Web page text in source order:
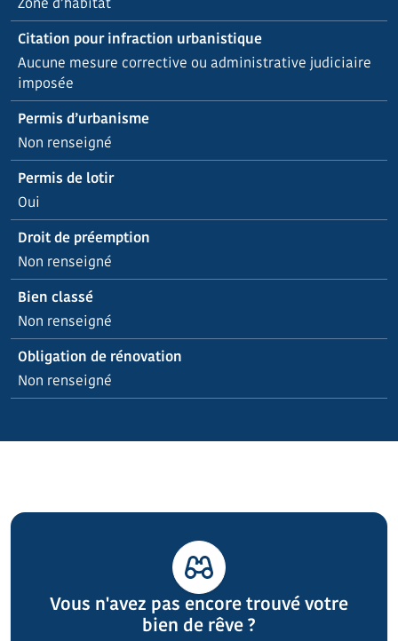
Citation pour infraction urbanistique
Aucune mesure corrective ou administrative judiciaire
imposée
Permis d’urbanisme
Non renseigné
Permis de lotir
Oui
Droit de préemption
Non renseigné
Bien classé
Non renseigné
Obligation de rénovation
Non renseigné
Vous n'avez pas encore trouvé votre
bien de rêve ?